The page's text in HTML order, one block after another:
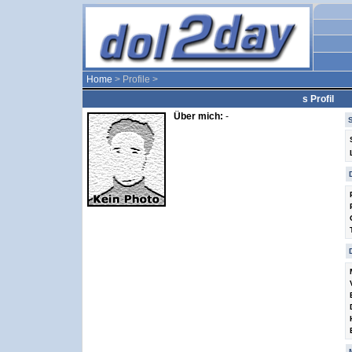
Home > Profile >
s Profil
Über mich: -